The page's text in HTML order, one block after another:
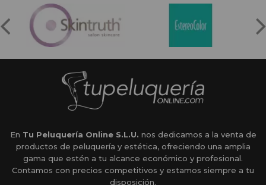
En Tu Peluquería Online S.L.U. nos dedicamos a la venta de
productos de peluquería y estética, ofreciendo una amplia
gama que estén a tu alcance económico y profesional.
Contamos con precios competitivos y estamos siempre a tu
disposición.